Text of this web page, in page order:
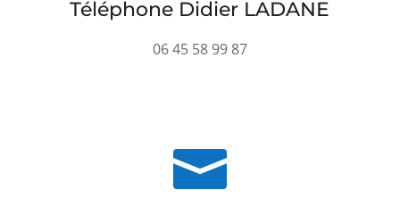
Téléphone Didier LADANE
06 45 58 99 87
